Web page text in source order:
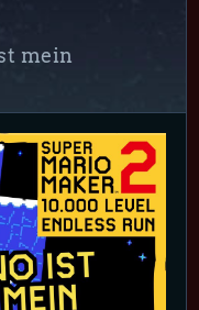
mein